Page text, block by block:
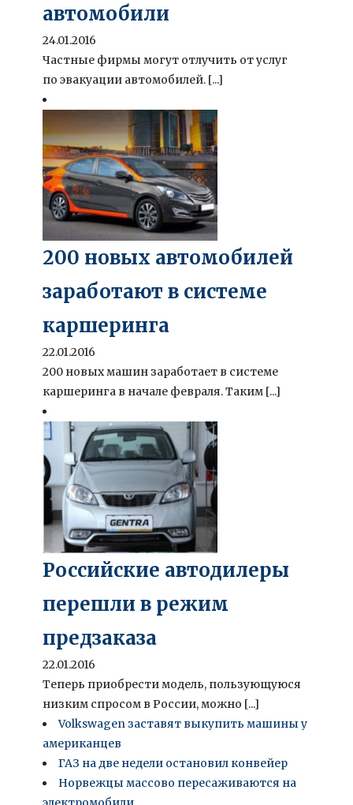
автомобили
24.01.2016
Частные фирмы могут отлучить от услуг
по эвакуации автомобилей. [...]
200 новых автомобилей
заработают в системе
каршеринга
22.01.2016
200 новых машин заработает в системе
каршеринга в начале февраля. Таким [...]
Российские автодилеры
перешли в режим
предзаказа
22.01.2016
Теперь приобрести модель, пользующуюся
низким спросом в России, можно [...]
Volkswagen заставят выкупить машины у
американцев
ГАЗ на две недели остановил конвейер
Норвежцы массово пересаживаются на